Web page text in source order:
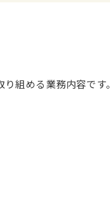
組める業務内容です。